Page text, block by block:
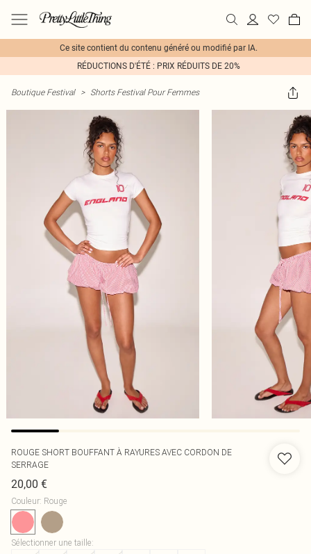
Ce site contient du contenu généré ou modifié par IA.
RÉDUCTIONS D'ÉTÉ : PRIX RÉDUITS DE 20%
Boutique Festival > Shorts Festival Pour Femmes
ROUGE SHORT BOUFFANT À RAYURES AVEC CORDON DE
SERRAGE
20,00 €
Couleur: Rouge
Sélectionner une taille: